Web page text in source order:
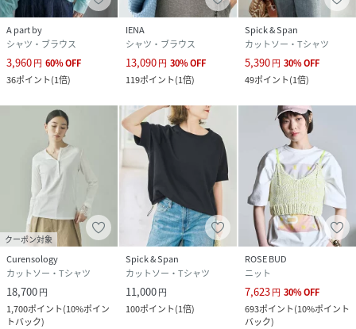
A part by
シャツ・ブラウス
3,960円 60%OFF
36ポイント(1倍)
IENA
シャツ・ブラウス
13,090円 30%OFF
119ポイント(1倍)
Spick & Span
カットソー・Tシャツ
5,390円 30%OFF
49ポイント(1倍)
クーポン対象
Curensology
カットソー・Tシャツ
18,700円
1,700ポイント(10%ポイン
トバック)
Spick & Span
カットソー・Tシャツ
11,000円
100ポイント(1倍)
ROSE BUD
ニット
7,623円 30%OFF
693ポイント(10%ポイント
バック)